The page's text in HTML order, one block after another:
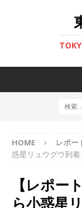
HOME レポー
惑星リュウグウ到
【レポー
ら小惑星